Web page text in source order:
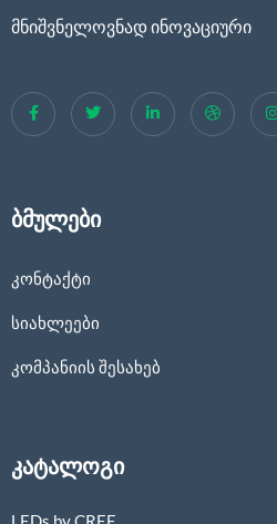
მნიშვნელოვნად ინოვაციური
ბმულები
კონტაქტი
სიახლეები
კომპანიის შესახებ
კატალოგი